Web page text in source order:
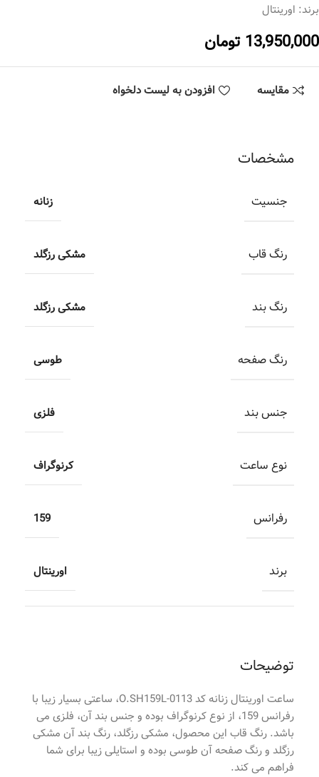
برند: اورینتال
13,950,000 تومان
مقایسه افزودن به لیست دلخواه
توضیحات
ساعت اورینتال زنانه کد O.SH159L-0113، ساعتی بسیار زیبا با
رفرانس 159، از نوع کرنوگراف بوده و جنس بند آن، فلزی می
باشد. رنگ قاب این محصول، مشکی رزگلد، رنگ بند آن مشکی
رزگلد و رنگ صفحه آن طوسی بوده و استایلی زیبا برای شما
فراهم می کند.
مشخصات
جنسیت زنانه
رنگ قاب مشکی رزگلد
رنگ بند مشکی رزگلد
رنگ صفحه طوسی
جنس بند فلزی
نوع ساعت کرنوگراف
رفرانس 159
برند اورینتال